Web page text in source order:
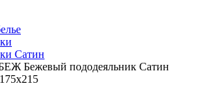
Сатин
Бежевый пододеяльник Сатин